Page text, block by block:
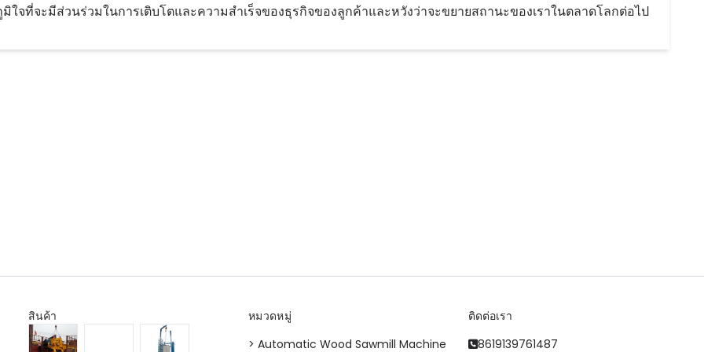
มิใจที่จะมีส่วนร่วมในการเติบโตและความสำเร็จของธุรกิจของลูกค้าและหวังว่าจะขยายสถานะของเราในตลาดโลกต่อไป
สินค้า
หมวดหมู่
> Automatic Wood Sawmill Machine
ติดต่อเรา
8619139761487